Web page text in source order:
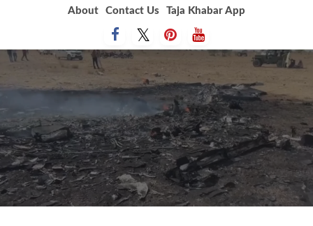
About Contact Us Taja Khabar App